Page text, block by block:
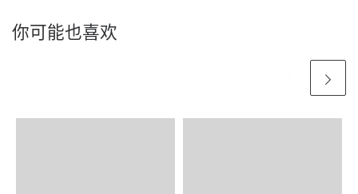
你可能也喜欢